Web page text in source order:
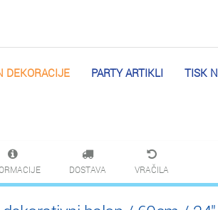
DEKORACIJE PARTY ARTIKLI TISK
DOSTAVA VRAČILA